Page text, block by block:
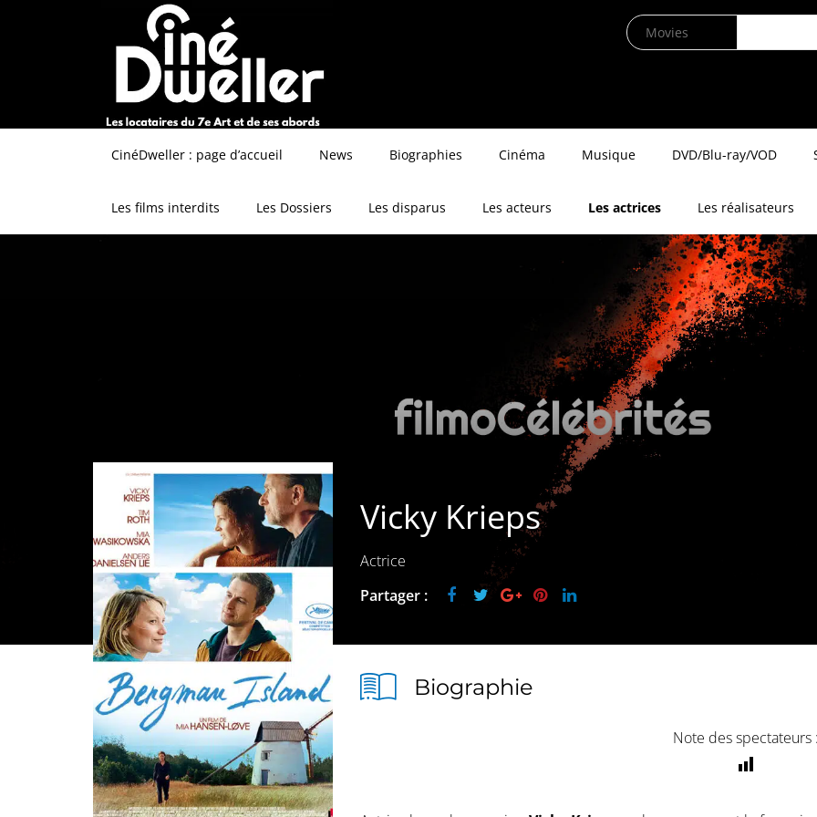
CinéDweller : page d’accueil News Biographies Cinéma Musique DVD/Blu-ray/VOD
Les films interdits Les Dossiers Les disparus Les acteurs Les actrices Les réalisateurs
Vicky Krieps
Actrice
Partager :
Biographie
Note des spectateurs